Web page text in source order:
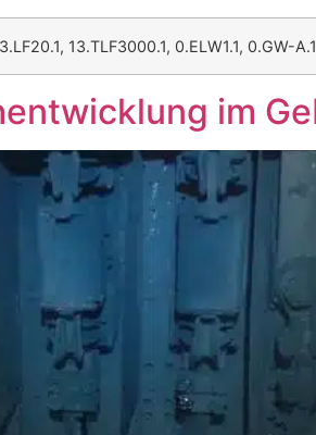
13.TLF3000.1, 0.ELW1.1, 0.GW-
im